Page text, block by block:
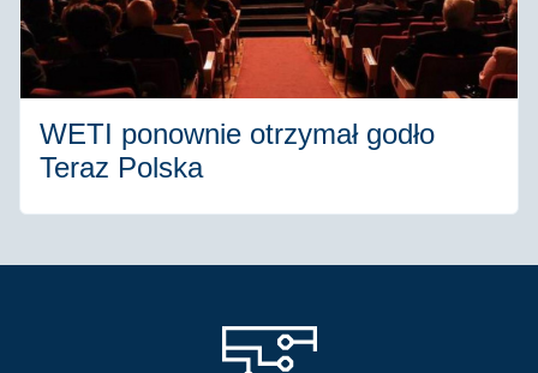
WETI ponownie otrzymał godło
Teraz Polska